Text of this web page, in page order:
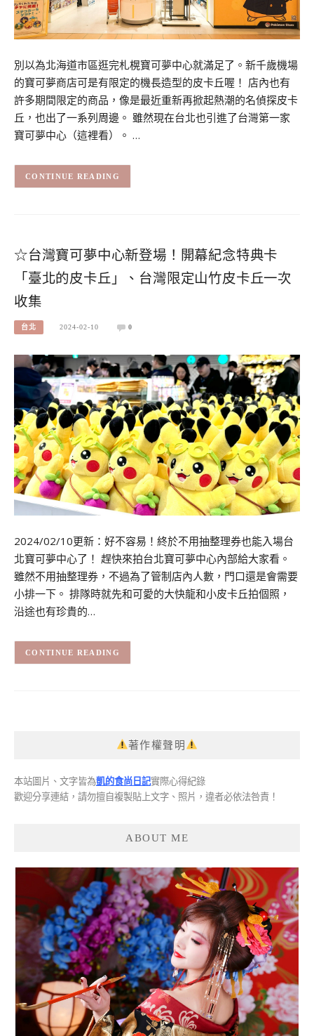
別以為北海道市區逛完札榥寶可夢中心就滿足了。新千歲機場
的寶可夢商店可是有限定的機長造型的皮卡丘喔！ 店內也有
許多期間限定的商品，像是最近重新再掀起熱潮的名偵探皮卡
丘，也出了一系列周邊。 雖然現在台北也引進了台灣第一家
寶可夢中心（這裡看）。 …
CONTINUE READING
☆台灣寶可夢中心新登場！開幕紀念特典卡
「臺北的皮卡丘」、台灣限定山竹皮卡丘一次
收集
台北 2024-02-10 0
2024/02/10更新：好不容易！終於不用抽整理券也能入場台
北寶可夢中心了！ 趕快來拍台北寶可夢中心內部給大家看。
雖然不用抽整理券，不過為了管制店內人數，門口還是會需要
小排一下。 排隊時就先和可愛的大快龍和小皮卡丘拍個照，
沿途也有珍貴的…
CONTINUE READING
著作權聲明
本站圖片、文字皆為凱的食尚日記實際心得紀錄
歡迎分享連結，請勿擅自複製貼上文字、照片，違者必依法咎責！
ABOUT ME